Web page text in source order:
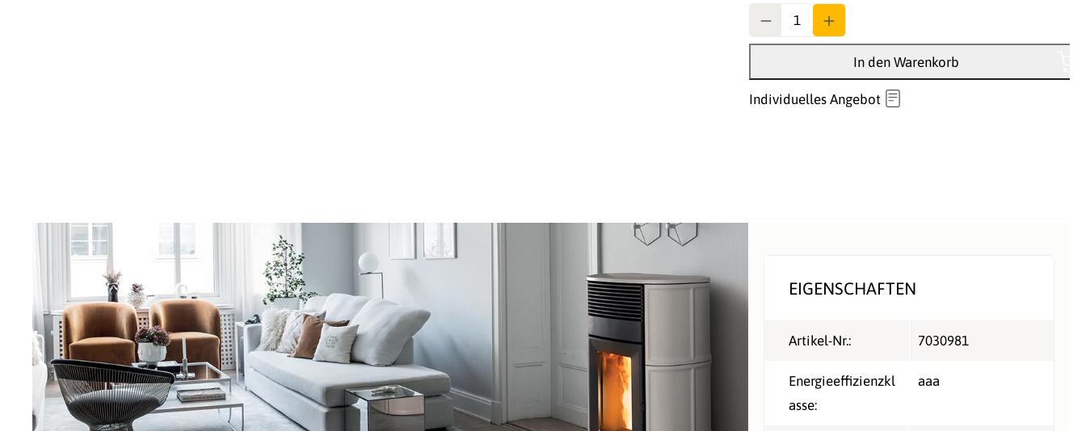
In den Warenkorb
Individuelles Angebot
EIGENSCHAFTEN
Artikel-Nr.: 7030981
Energieeffizienzkl
asse:
aaa